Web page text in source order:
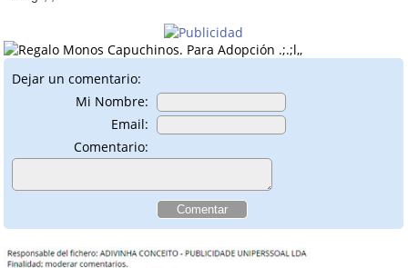
Dejar un comentario:
Mi Nombre:
Email:
Comentario: